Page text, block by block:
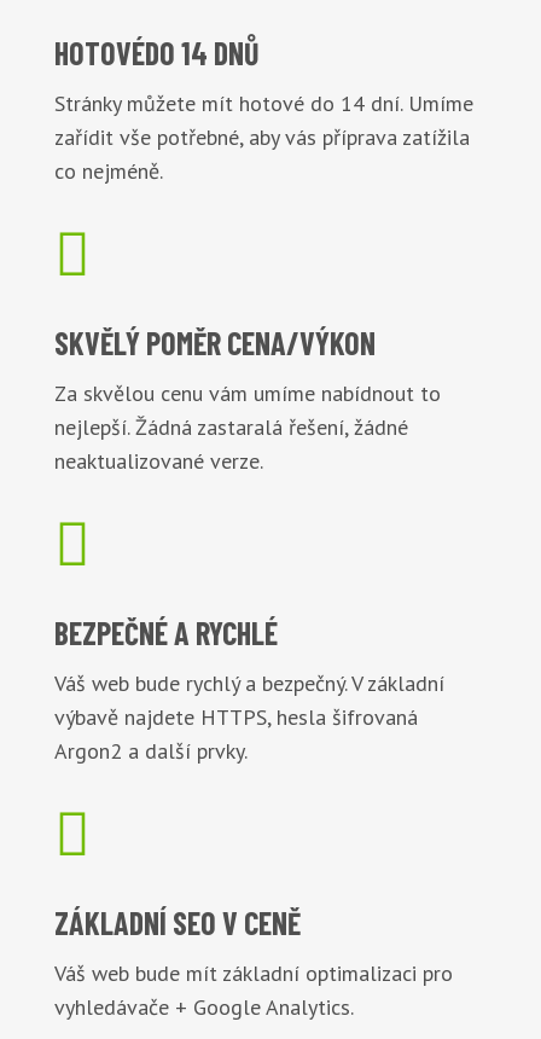
HOTOVÉDO 14 DNŮ
Stránky můžete mít hotové do 14 dní. Umíme
zařídit vše potřebné, aby vás příprava zatížila
co nejméně.

SKVĚLÝ POMĚRCENA/VÝKON
Za skvělou cenu vám umíme nabídnout to
nejlepší. Žádná zastaralá řešení, žádné
neaktualizované verze.

BEZPEČNÉA RYCHLÉ
Váš web bude rychlý a bezpečný. V základní
výbavě najdete HTTPS, hesla šifrovaná
Argon2 a další prvky.

ZÁKLADNÍ SEO V CENĚ
Váš web bude mít základní optimalizaci pro
vyhledávače + Google Analytics.